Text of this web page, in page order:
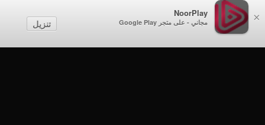
×
NoorPlay
مجاني - على متجر Google Play تنزيل